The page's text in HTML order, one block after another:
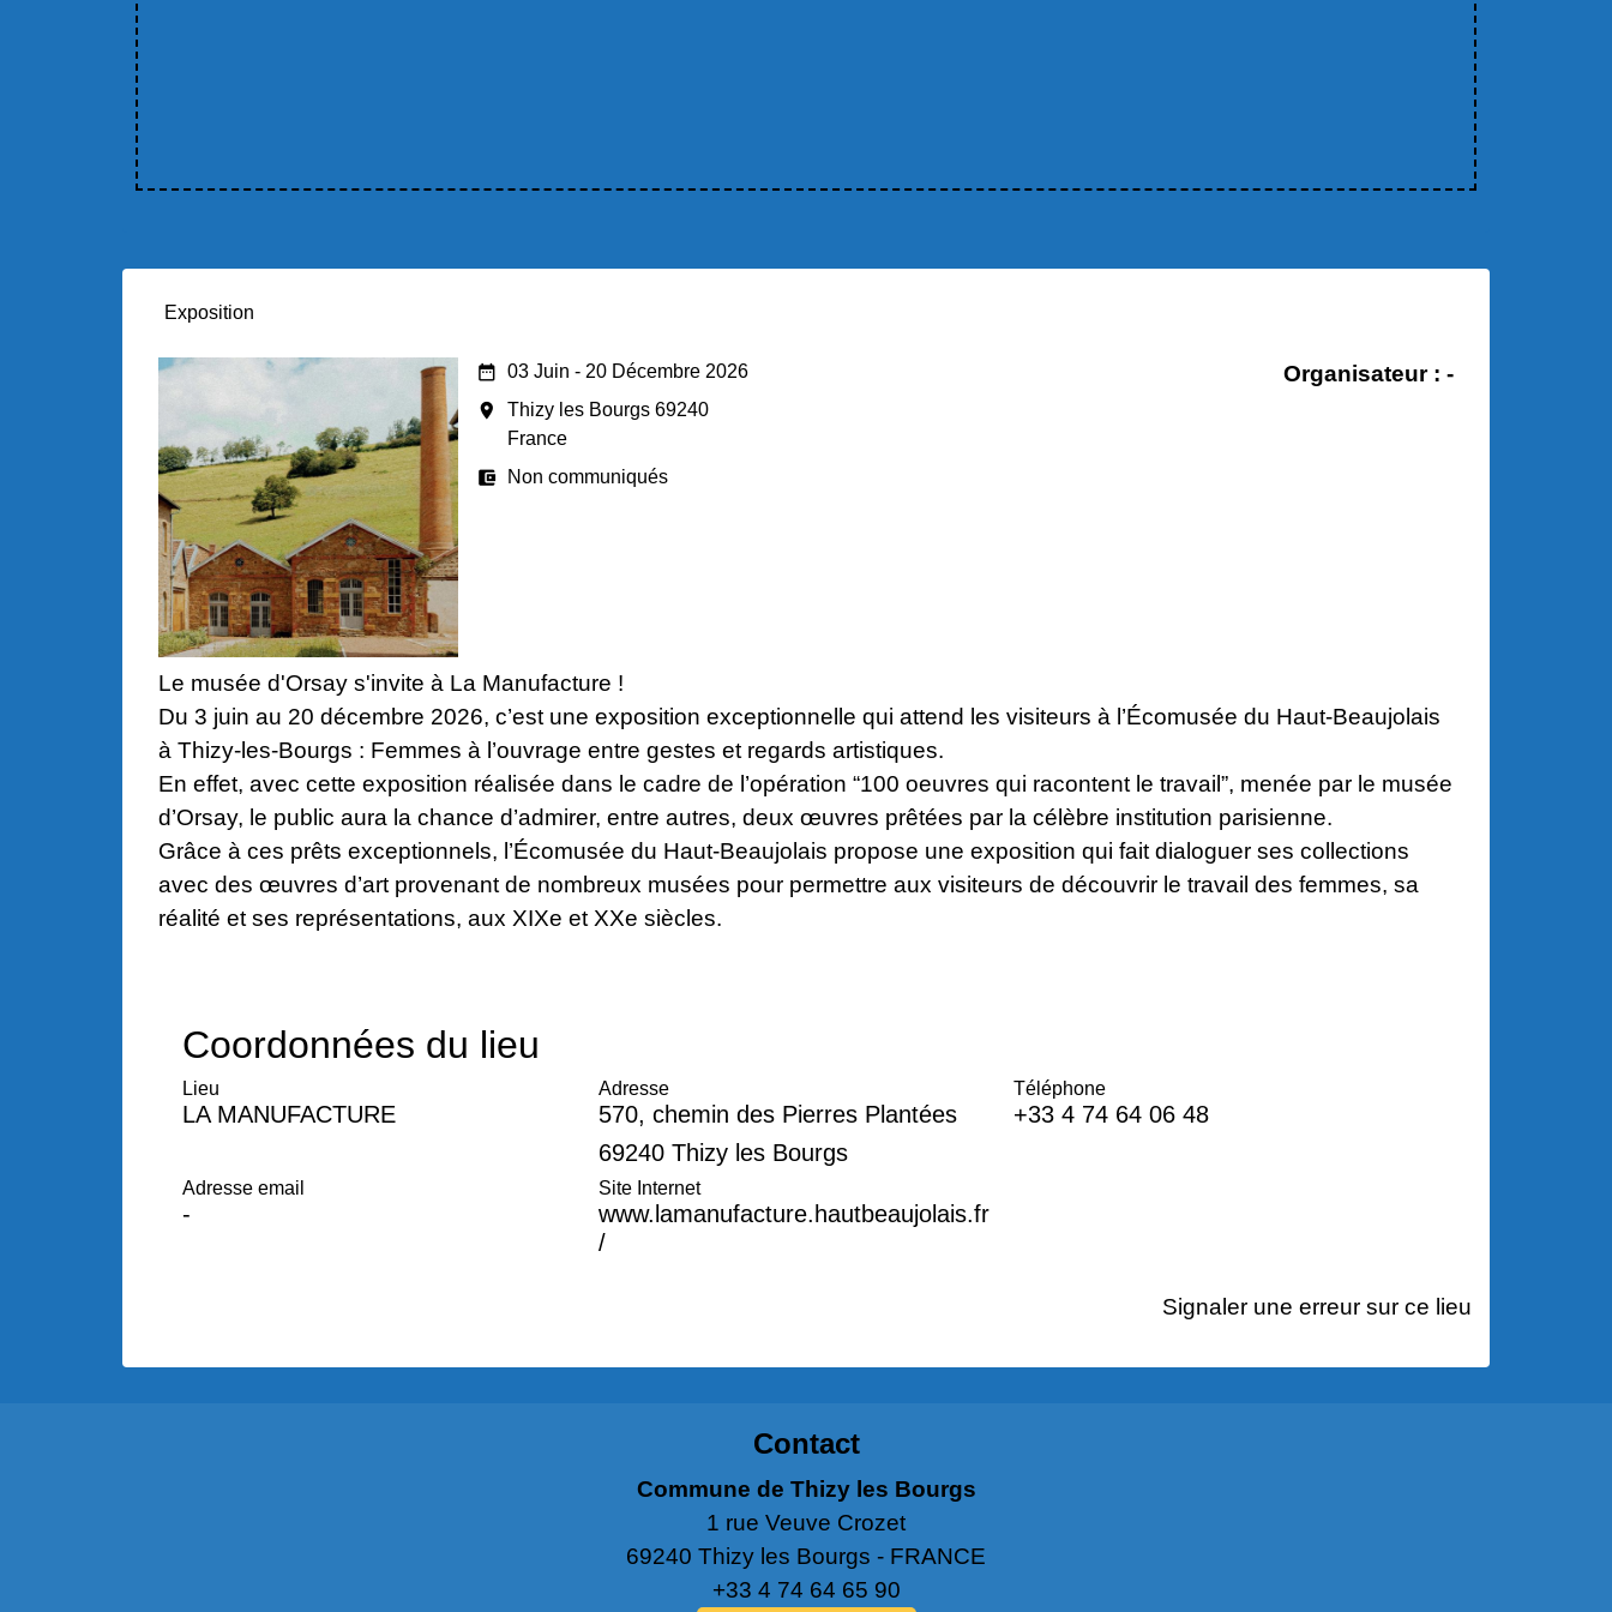
Exposition
date_range 03 Juin - 20 Décembre 2026
room
Thizy les Bourgs 69240
France
account_balance_wallet Non communiqués
Organisateur : -
Le musée d'Orsay s'invite à La Manufacture !
Du 3 juin au 20 décembre 2026, c’est une exposition exceptionnelle qui attend les visiteurs à l’Écomusée du Haut-Beaujolais
à Thizy-les-Bourgs : Femmes à l’ouvrage entre gestes et regards artistiques.
En effet, avec cette exposition réalisée dans le cadre de l’opération “100 oeuvres qui racontent le travail”, menée par le musée
d’Orsay, le public aura la chance d’admirer, entre autres, deux œuvres prêtées par la célèbre institution parisienne.
Grâce à ces prêts exceptionnels, l’Écomusée du Haut-Beaujolais propose une exposition qui fait dialoguer ses collections
avec des œuvres d’art provenant de nombreux musées pour permettre aux visiteurs de découvrir le travail des femmes, sa
réalité et ses représentations, aux XIXe et XXe siècles.
Coordonnées du lieu
Lieu
LA MANUFACTURE
Adresse
570, chemin des Pierres Plantées
69240 Thizy les Bourgs
Téléphone
+33 4 74 64 06 48
Adresse email
-
Site Internet
www.lamanufacture.hautbeaujolais.fr
/
Signaler une erreur sur ce lieu
Contact
Commune de Thizy les Bourgs
1 rue Veuve Crozet
69240 Thizy les Bourgs - FRANCE
+33 4 74 64 65 90